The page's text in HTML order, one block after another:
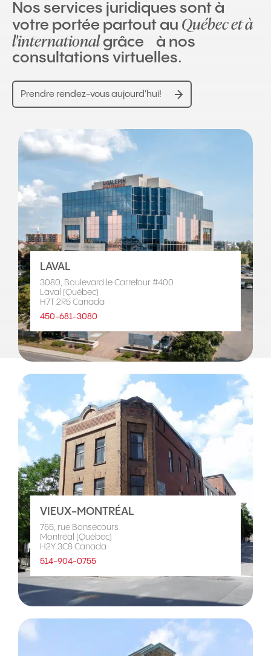
Nos services juridiques sont à
votre portée partout au Québec et à
l'internationalgrâce à nos
consultations virtuelles.
Prendre rendez-vous aujourd'hui!
LAVAL
3080, Boulevard le Carrefour #400
Laval (Québec)
H7T 2R5 Canada
450-681-3080
VIEUX-MONTRÉAL
755, rue Bonsecours
Montréal (Québec)
H2Y 3C8 Canada
514-904-0755